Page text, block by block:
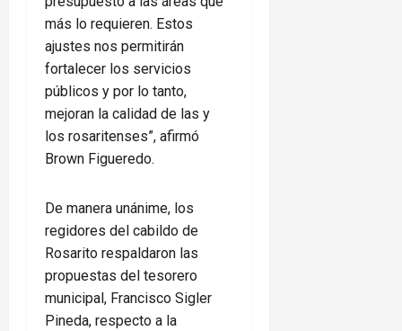
más lo requieren. Estos
ajustes nos permitirán
fortalecer los servicios
públicos y por lo tanto,
mejoran la calidad de las y
los rosaritenses”, afirmó
Brown Figueredo.
De manera unánime, los
regidores del cabildo de
Rosarito respaldaron las
propuestas del tesorero
municipal, Francisco Sigler
Pineda, respecto a la